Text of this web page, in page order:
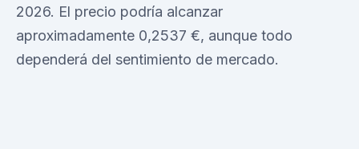
2026. El precio podría alcanzar
aproximadamente 0,2537 €, aunque todo
dependerá del sentimiento de mercado.